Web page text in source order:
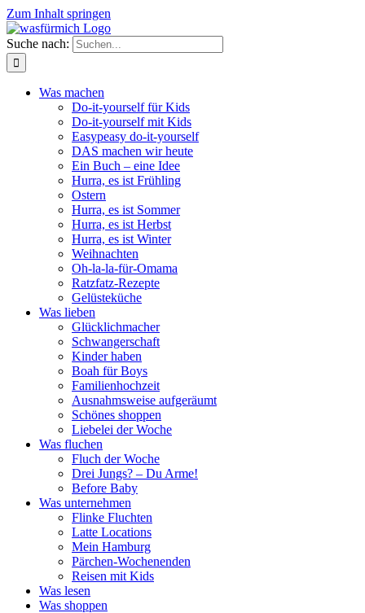
Zum Inhalt springen
Suche nach:
Was machen
Do-it-yourself für Kids
Do-it-yourself mit Kids
Easypeasy do-it-yourself
DAS machen wir heute
Ein Buch – eine Idee
Hurra, es ist Frühling
Ostern
Hurra, es ist Sommer
Hurra, es ist Herbst
Hurra, es ist Winter
Weihnachten
Oh-la-la-für-Omama
Ratzfatz-Rezepte
Gelüsteküche
Was lieben
Glücklichmacher
Schwangerschaft
Kinder haben
Boah für Boys
Familienhochzeit
Ausnahmsweise aufgeräumt
Schönes shoppen
Liebelei der Woche
Was fluchen
Fluch der Woche
Drei Jungs? – Du Arme!
Before Baby
Was unternehmen
Flinke Fluchten
Latte Locations
Mein Hamburg
Pärchen-Wochenenden
Reisen mit Kids
Was lesen
Was shoppen